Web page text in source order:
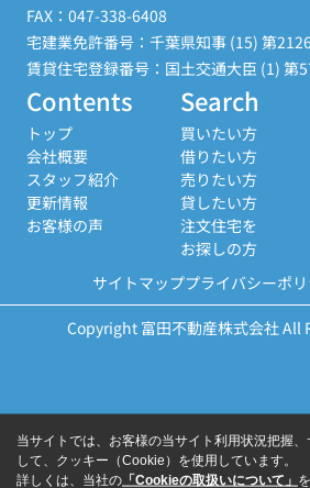
FAX：047-338-6408
宅建業免許番号：千葉県知事 (15) 第
賃貸住宅登録番号：国土交通大臣 (1) 第
Contents
トップ
会社概要
スタッフ紹介
更新情報
お客様の声
Search
買いたい方
借りたい方
売りたい方
貸したい方
注文住宅を
お探しの方
サイトマッププライバシーポ
Copyright 富田不動産株式会社 All
当サイトでは、お客様の当サイト利用状況把握
して、クッキー（Cookie）を使用しています。
詳しくは、当社の 「Cookieの取扱いについて」